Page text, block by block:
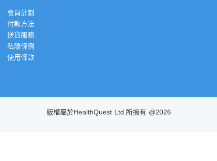
會員計劃
付款方法
送貨服務
私隱條例
使用條款
版權屬於HealthQuest Ltd.所擁有 @2026